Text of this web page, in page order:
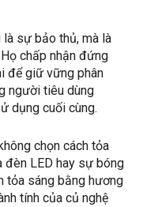
sự bảo thủ, mà là
chấp nhận đứng
để giữ vững phân
người tiêu dùng
dụng cuối cùng.
chọn cách tỏa
đèn LED hay sự bóng
tỏa sáng bằng hương
tính của củ nghệ